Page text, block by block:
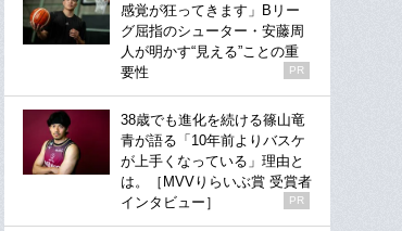
感覚が狂ってきます」Bリー
グ屈指のシューター・安藤周
人が明かす“見える”ことの重
要性
PR
38歳でも進化を続ける篠山竜
青が語る「10年前よりバスケ
が上手くなっている」理由と
は。［MVVりらいぶ賞 受賞者
インタビュー］
PR